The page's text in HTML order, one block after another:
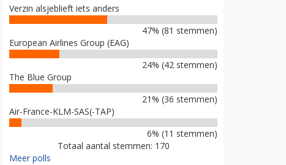
Verzin alsjeblieft iets anders
47% (81 stemmen)
European Airlines Group (EAG)
24% (42 stemmen)
The Blue Group
21% (36 stemmen)
Air-France-KLM-SAS(-TAP)
6% (11 stemmen)
Totaal aantal stemmen: 170
Meer polls